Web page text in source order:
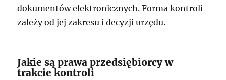
dokumentów elektronicznych. Forma kontroli
zależy od jej zakresu i decyzji urzędu.
Jakie są prawa przedsiębiorcy w
trakcie kontroli